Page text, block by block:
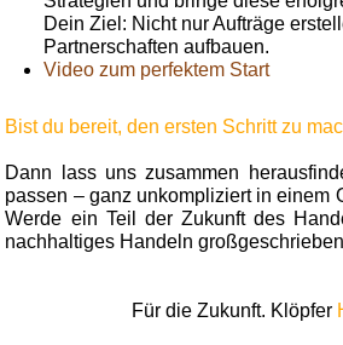
Dein Ziel: Nicht nur Aufträge
Partnerschaften aufbauen.
Video zum perfektem Start
Bist du bereit, den ersten Schritt zu
Dann lass uns zusammen
passen – ganz unkompliziert in einem
Werde ein Teil der Zukunft des
nachhaltiges Handeln
Für die Zukunft. Klöpfer